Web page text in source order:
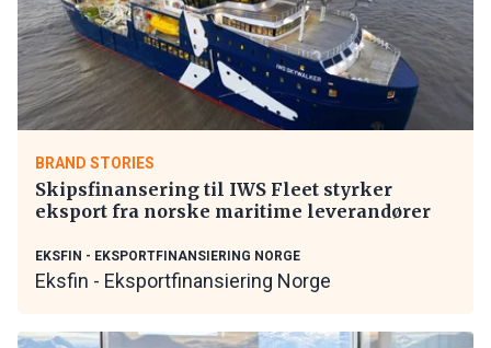
BRAND STORIES
Skipsfinansering til IWS Fleet styrker
eksport fra norske maritime leverandører
EKSFIN - EKSPORTFINANSIERING NORGE
Eksfin - Eksportfinansiering Norge